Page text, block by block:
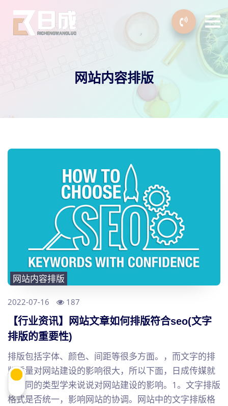
网站内容排版
网站内容排版
2022-07-16 187
【行业资讯】网站文章如何排版符合seo(文字
排版的重要性)
排版包括字体、颜色、间距等很多方面。，而文字的排
版质量对网站建设的影响很大，所以下面，日成传媒就
从不同的类型学来说说对网站建设的影响。1。文字排版
格式是否统一，影响网站的协调。网站中的文字排版格